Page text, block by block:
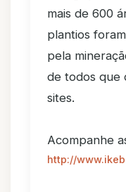
mais de 600
plantios
pela
de todos que
sites.
Acompanhe
http://